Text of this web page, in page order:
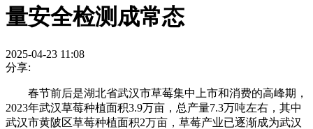
量安全检测成常态
2025-04-23 11:08
分享:
春节前后是湖北省武汉市草莓集中上市和消费的高峰期，
2023年武汉草莓种植面积3.9万亩，总产量7.3万吨左右，其中
武汉市黄陂区草莓种植面积2万亩，草莓产业已逐渐成为武汉